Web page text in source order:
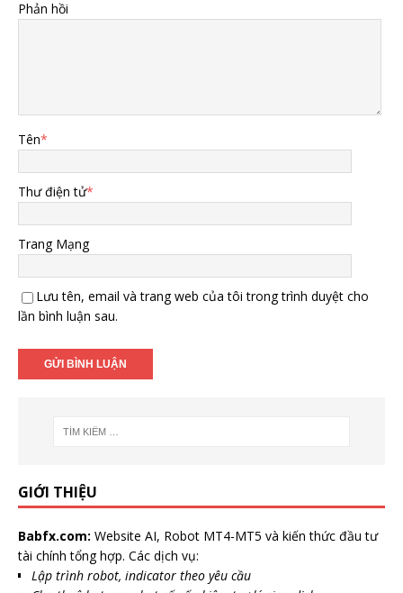
Phản hồi
Tên*
Thư điện tử*
Trang Mạng
Lưu tên, email và trang web của tôi trong trình duyệt cho
lần bình luận sau.
GIỚI THIỆU
Babfx.com: Website AI, Robot MT4-MT5 và kiến thức đầu tư
tài chính tổng hợp. Các dịch vụ:
Lập trình robot, indicator theo yêu cầu